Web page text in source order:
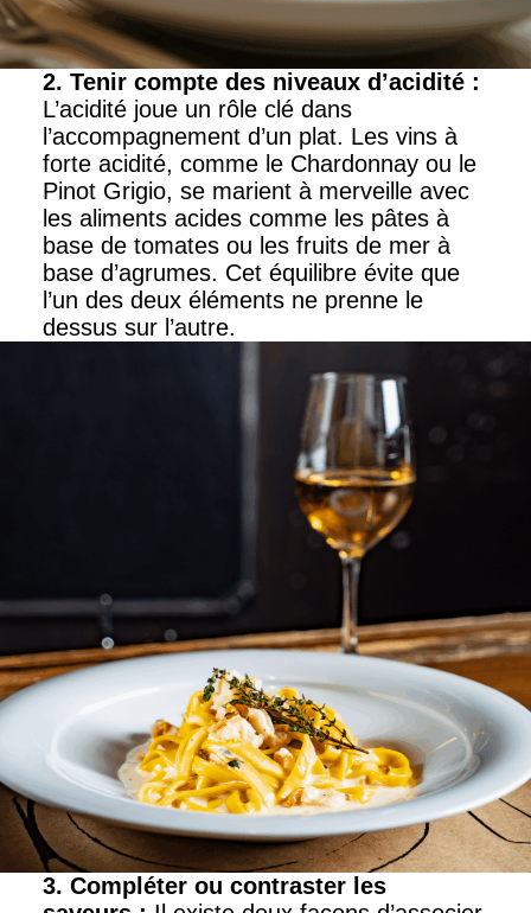
2. Tenir compte des niveaux d’acidité :
L’acidité joue un rôle clé dans
l’accompagnement d’un plat. Les vins à
forte acidité, comme le Chardonnay ou le
Pinot Grigio, se marient à merveille avec
les aliments acides comme les pâtes à
base de tomates ou les fruits de mer à
base d’agrumes. Cet équilibre évite que
l’un des deux éléments ne prenne le
dessus sur l’autre.
3. Compléter ou contraster les